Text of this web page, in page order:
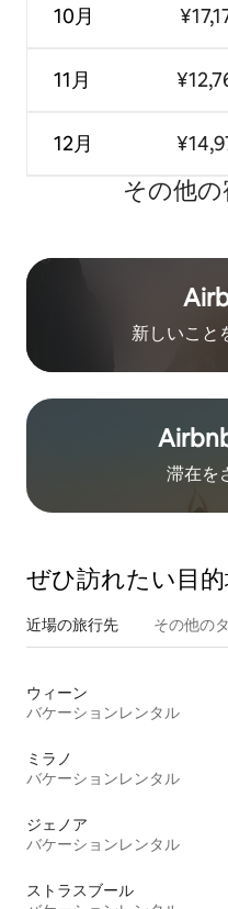
10月
11月
12月
その他
新しいこと
滞在を
ぜひ訪⁠れ⁠た⁠い目⁠
近場の旅行先 その他の
ウィーン
バケーションレンタル
ミラノ
バケーションレンタル
ジェノア
バケーションレンタル
ストラスブール